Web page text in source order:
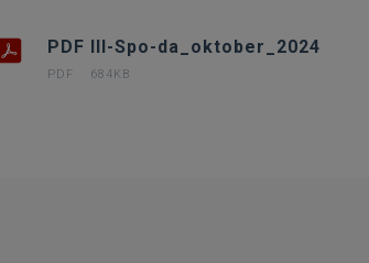
PDF III-Spo-da_oktober_2024
PDF 684KB